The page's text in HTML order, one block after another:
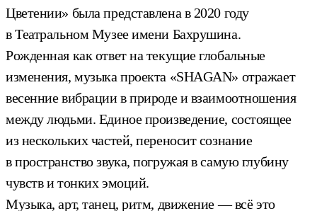
Цветении» была представлена в 2020 году
в Театральном Музее имени Бахрушина.
Рожденная как ответ на текущие глобальные
изменения, музыка проекта «SHAGAN» отражает
весенние вибрации в природе и взаимоотношения
между людьми. Единое произведение, состоящее
из нескольких частей, переносит сознание
в пространство звука, погружая в самую глубину
чувств и тонких эмоций.
Музыка, арт, танец, ритм, движение — всё это